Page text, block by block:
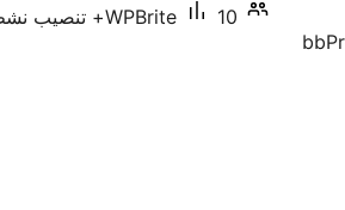
WPBrite 10+ تنصيب نشط